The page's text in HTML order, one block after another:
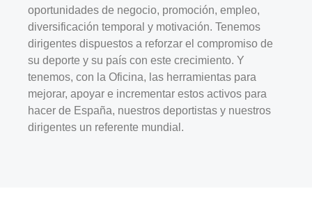
oportunidades de negocio, promoción, empleo,
diversificación temporal y motivación. Tenemos
dirigentes dispuestos a reforzar el compromiso de
su deporte y su país con este crecimiento. Y
tenemos, con la Oficina, las herramientas para
mejorar, apoyar e incrementar estos activos para
hacer de España, nuestros deportistas y nuestros
dirigentes un referente mundial.